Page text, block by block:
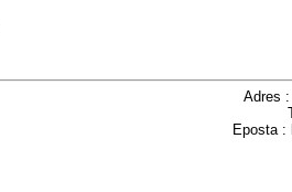
Adres
Eposta :